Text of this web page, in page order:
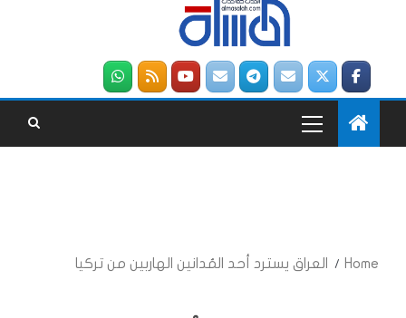
Home العراق يسترد أحد المُدانين الهاربين من تركيا